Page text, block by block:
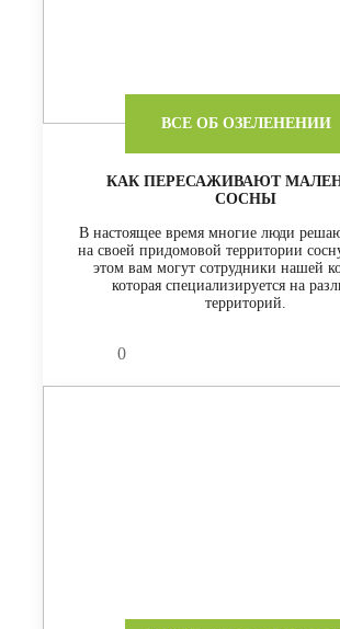
ВСЕ ОБ ОЗЕЛЕНЕНИИ
КАК ПЕРЕСАЖИВАЮТ
СОСНЫ
В настоящее время многие люди
на своей придомовой территории
этом вам могут сотрудники нашей
которая специализируется на
территорий.
0